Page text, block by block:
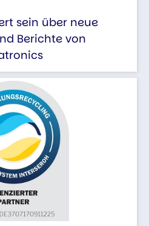
sein über neue
Berichte von